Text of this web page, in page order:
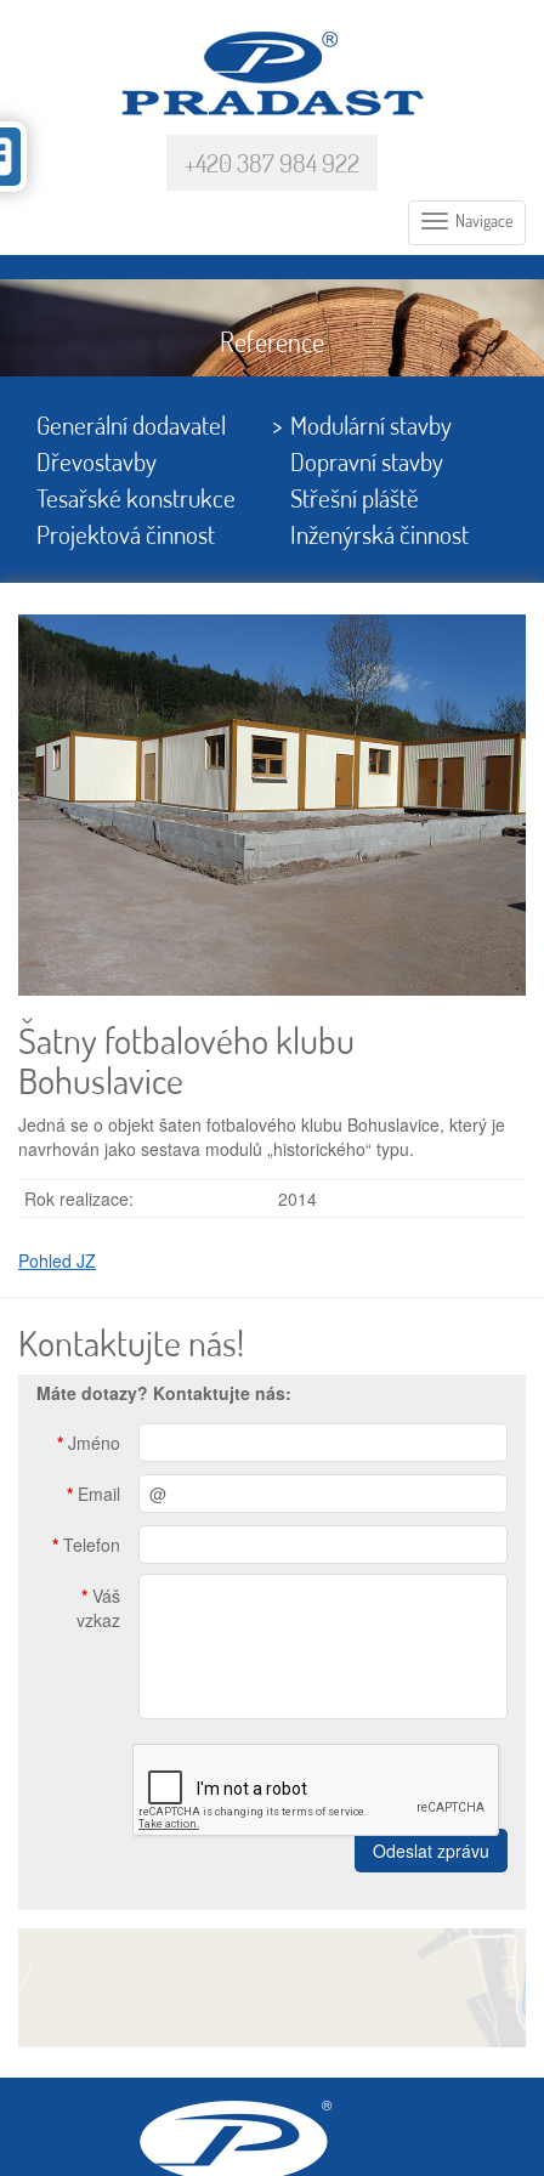
+420 387 984 922
Navigace
Reference
Generální dodavatel
Modulární stavby
Dřevostavby
Dopravní stavby
Tesařské konstrukce
Střešní pláště
Projektová činnost
Inženýrská činnost
Šatny fotbalového klubu
Bohuslavice
Jedná se o objekt šaten fotbalového klubu Bohuslavice, který je
navrhován jako sestava modulů „historického“ ty­pu.
Rok realizace: 2014
Pohled JZ
Kontaktujte nás!
Máte dotazy? Kontaktujte nás:
* Jméno
* Email
* Telefon
* Váš
vzkaz